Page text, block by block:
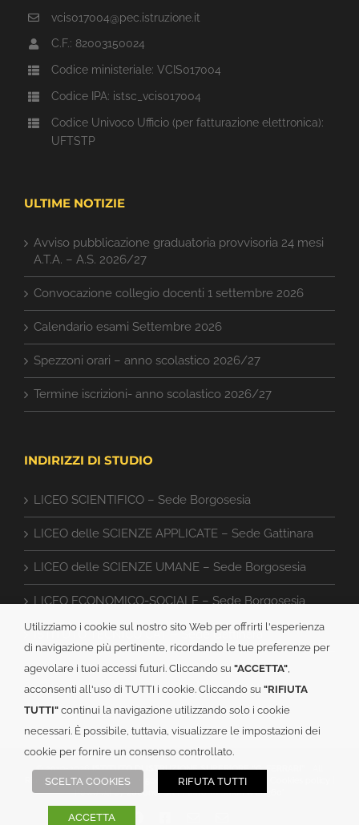
vcis017004@pec.istruzione.it
C.F.: 82003150024
Codice ministeriale: VCIS017004
Codice IPA: istsc_vcis017004
Codice Univoco Ufficio (per fatturazione elettronica):
UFTSTP
ULTIME NOTIZIE
Avviso pubblicazione graduatoria provvisoria 24 mesi
A.T.A. – A.S. 2026/27
Convocazione collegio docenti 1 settembre 2026
Calendario esami Settembre 2026
Spezzoni orari – anno scolastico 2026/27
Termine iscrizioni- anno scolastico 2026/27
INDIRIZZI DI STUDIO
LICEO SCIENTIFICO – Sede Borgosesia
LICEO delle SCIENZE APPLICATE – Sede Gattinara
LICEO delle SCIENZE UMANE – Sede Borgosesia
LICEO ECONOMICO-SOCIALE – Sede Borgosesia
ISTITUTO TECNICO CAT – Sede Gattinara
© 2019-2026ISTITUTO DI ISTRUZIONE SUPERIORE “G. FERRARI”
Rights Reserved | C.F.: 82003150024 |
Informativa PRIVACY
Powered by2000net Srl| PlatformSmartWEB360°
Utilizziamo i cookie sul nostro sito Web per offrirti l'esperienza
di navigazione più pertinente, ricordando le tue preferenze per
agevolare i tuoi accessi futuri. Cliccando su "ACCETTA"
acconsenti all'uso di TUTTI i cookie. Cliccando su "RIFIUTA
TUTTI"continui la navigazione utilizzando solo i cookie
necessari. È possibile, tuttavia, visualizzare le impostazioni dei
cookie per fornire un consenso controllato.
SCELTA COOKIES RIFUTA TUTTI
ACCETTA